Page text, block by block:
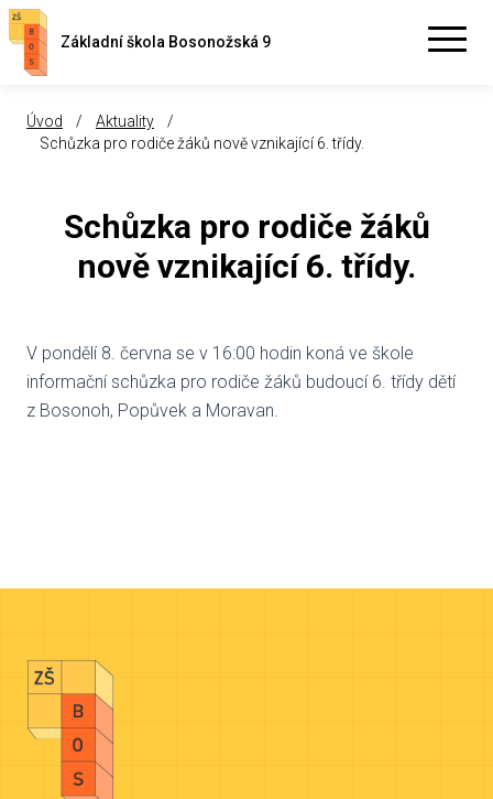
Základní škola Bosonožská 9
Úvod / Aktuality
/
Schůzka pro rodiče žáků nově vznikající 6. třídy.
Schůzka pro rodiče žáků
nově vznikající 6. třídy.
V pondělí 8. června se v 16:00 hodin koná ve škole
informační schůzka pro rodiče žáků budoucí 6. třídy dětí
z Bosonoh, Popůvek a Moravan.